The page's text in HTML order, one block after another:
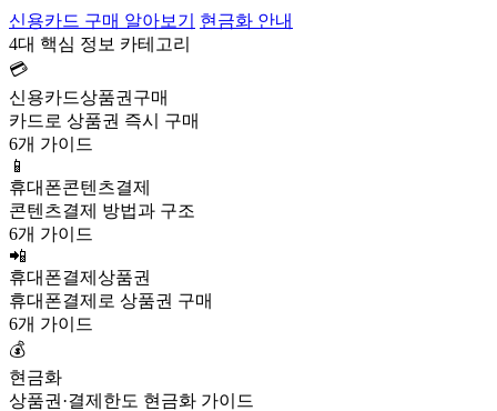
신용카드 구매 알아보기
현금화 안내
4대 핵심 정보 카테고리
💳
신용카드상품권구매
카드로 상품권 즉시 구매
6개 가이드
📱
휴대폰콘텐츠결제
콘텐츠결제 방법과 구조
6개 가이드
📲
휴대폰결제상품권
휴대폰결제로 상품권 구매
6개 가이드
💰
현금화
상품권·결제한도 현금화 가이드